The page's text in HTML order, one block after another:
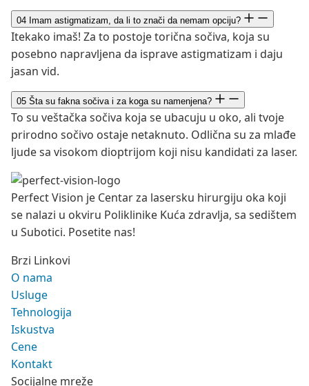
04 Imam astigmatizam, da li to znači da nemam opciju?
Itekako imaš! Za to postoje torična sočiva, koja su
posebno napravljena da isprave astigmatizam i daju
jasan vid.
05 Šta su fakna sočiva i za koga su namenjena?
To su veštačka sočiva koja se ubacuju u oko, ali tvoje
prirodno sočivo ostaje netaknuto. Odlična su za mlađe
ljude sa visokom dioptrijom koji nisu kandidati za laser.
Perfect Vision je Centar za lasersku hirurgiju oka koji
se nalazi u okviru Poliklinike Kuća zdravlja, sa sedištem
u Subotici. Posetite nas!
Brzi Linkovi
O nama
Usluge
Tehnologija
Iskustva
Cene
Kontakt
Socijalne mreže